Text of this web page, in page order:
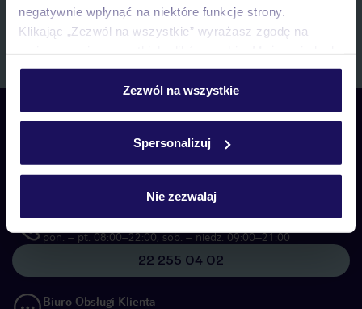
negatywnie wpłynąć na niektóre funkcje strony.
Klikając „Zezwól na wszystkie” wyrażasz zgodę na
personalizować swój wybór wchodząc w zakładkę
Szczegółowe informacje o plikach cookie znajdziesz
Zezwól na wszystkie
Spersonalizuj
Nie zezwalaj
komunikacji (e-mail), także z użyciem tzw. automatycznych
systemów wywołujących.
Skontaktuj się z nami
Telefoniczne Centrum Rezerwacji
22 270 31 20
Biuro Obsługi Klienta
pon. – pt. 08:00–22:00, sob. – niedz. 09:00–21:00
22 255 04 02
Biuro Obsługi Klienta